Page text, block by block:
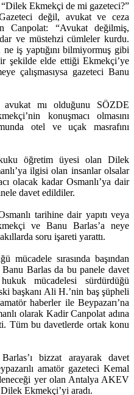
Ekmekçi de mi gazeteci?”
değil, avukat ve ceza
Canpolat: “Avukat değilmiş,
ve müstehzi cümleler kurdu.
iş yaptığını bilmiyormuş gibi
şekilde elde ettiği Ekmekçi’ye
çalışmasıysa gazeteci Banu
mı olduğunu SÖZDE
konuşmacı olmasını
otel ve uçak masrafını
öğretim üyesi olan Dilek
ilgisi olan insanlar olsalar
olacak kadar Osmanlı’ya dair
davet edildiler.
tarihine dair yapıtı veya
ve Banu Barlas’a neye
soru işareti yarattı.
mücadele sırasında başından
Banu Barlas da bu panele davet
mücadelesi sürdürdüğü
başkanı Ali H.’nin baş şüpheli
haberler ile Beypazarı’na
olarak Kadir Canpolat adına
Tüm bu davetlerde ortak konu
bizzat arayarak davet
amatör gazeteci Kemal
yer olan Antalya AKEV
Ekmekçi’yi aradı.